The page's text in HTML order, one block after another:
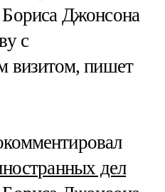
Джонсона
с
визитом, пишет
дел